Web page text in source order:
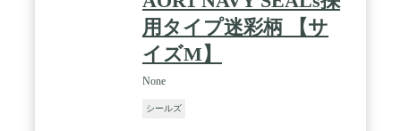
用タイプ迷彩柄 【サ
イズM】
None
シールズ